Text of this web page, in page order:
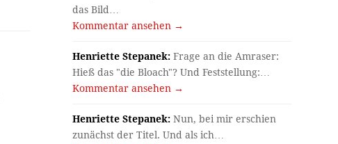
das Bild…
Kommentar ansehen →
Henriette Stepanek: Frage an die Amraser:
Hieß das "die Bloach"? Und Feststellung:…
Kommentar ansehen →
Henriette Stepanek: Nun, bei mir erschien
zunächst der Titel. Und als ich…